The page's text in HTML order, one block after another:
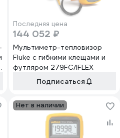
Последняя цена
144 052 ₽
Мультиметр-тепловизор
Fluke с гибкими клещами и
футляром 279FC/IFLEX
Подписаться
Нет в наличии